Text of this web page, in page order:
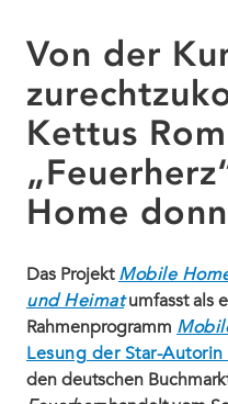
Von der
Kettus
Home
Das Projekt Mobile
und Heimatumfasst als
Rahmenprogramm
Lesung der Star-
den deutschen